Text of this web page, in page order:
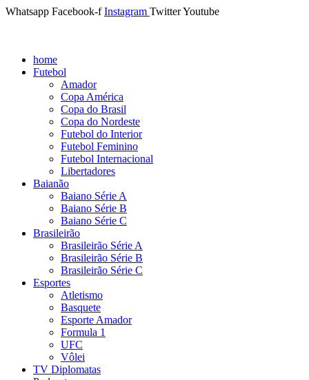
Whatsapp Facebook-f Instagram TwitterYoutube
home
Futebol
Amador
Copa América
Copa do Brasil
Copa do Nordeste
Futebol do Interior
Futebol Feminino
Futebol Internacional
Libertadores
Baianão
Baiano Série A
Baiano Série B
Baiano Série C
Brasileirão
Brasileirão Série A
Brasileirão Série B
Brasileirão Série C
Esportes
Atletismo
Basquete
Esporte Amador
Formula 1
UFC
Vôlei
TV Diplomatas